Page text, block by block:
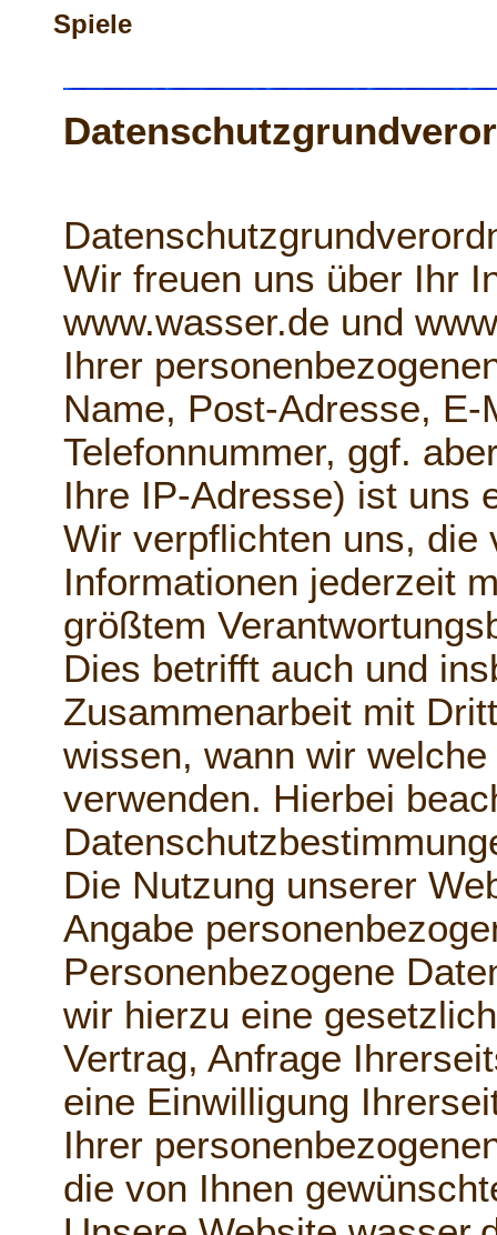
Spiele
Wir freuen uns über Ihr
www.wasser.de und
Ihrer
Name, Post-Adresse, E-
Telefonnummer, ggf.
Ihre IP-Adresse) ist uns
Wir verpflichten uns, die
Informationen jederzeit
größtem
Dies betrifft auch und
Zusammenarbeit mit
wissen, wann wir
verwenden. Hierbei
Die Nutzung unserer
Angabe
Personenbezogene
wir hierzu eine
Vertrag, Anfrage
eine Einwilligung
Ihrer
die von Ihnen